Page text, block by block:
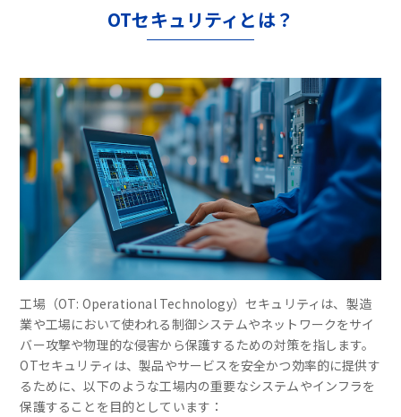
OTセキュリティとは？
工場（OT: Operational Technology）セキュリティは、製造
業や工場において使われる制御システムやネットワークをサイ
バー攻撃や物理的な侵害から保護するための対策を指します。
OTセキュリティは、製品やサービスを安全かつ効率的に提供す
るために、以下のような工場内の重要なシステムやインフラを
保護することを目的としています：